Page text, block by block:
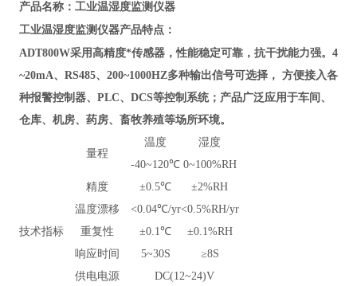
产品名称： 工业温湿度监测仪器
工业温湿度监测仪器产品特点：
ADT800W采用高精度*传感器，性能稳定可靠，抗干扰能力强。 4
~20mA、RS485、200~1000HZ多种输出信号可选择， 方便接入各
种报警控制器、PLC、DCS等控制系统；产品广泛应用于车间、
仓库、机房、药房、畜牧养殖等场所环境。
技术指标
量程
温度
湿度
-40~120℃ 0~100%RH
精度
±0.5℃
±2%RH
温度漂移
<0.04℃/yr<0.5%RH/yr
重复性
±0.1℃
±0.1%RH
响应时间
5~30S
≥8S
供电电源
DC(12~24)V